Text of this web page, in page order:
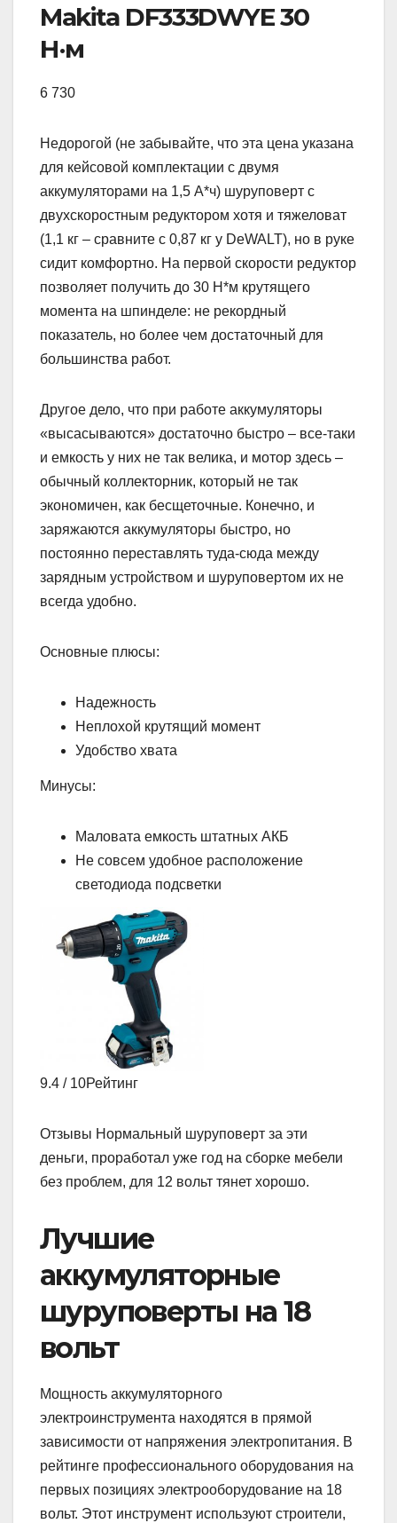
Makita DF333DWYE 30
Н·м
6 730
Недорогой (не забывайте, что эта цена указана
для кейсовой комплектации с двумя
аккумуляторами на 1,5 А*ч) шуруповерт с
двухскоростным редуктором хотя и тяжеловат
(1,1 кг – сравните с 0,87 кг у DeWALT), но в руке
сидит комфортно. На первой скорости редуктор
позволяет получить до 30 Н*м крутящего
момента на шпинделе: не рекордный
показатель, но более чем достаточный для
большинства работ.
Другое дело, что при работе аккумуляторы
«высасываются» достаточно быстро – все-таки
и емкость у них не так велика, и мотор здесь –
обычный коллекторник, который не так
экономичен, как бесщеточные. Конечно, и
заряжаются аккумуляторы быстро, но
постоянно переставлять туда-сюда между
зарядным устройством и шуруповертом их не
всегда удобно.
Основные плюсы:
Надежность
Неплохой крутящий момент
Удобство хвата
Минусы:
Маловата емкость штатных АКБ
Не совсем удобное расположение
светодиода подсветки
9.4 / 10Рейтинг
Отзывы Нормальный шуруповерт за эти
деньги, проработал уже год на сборке мебели
без проблем, для 12 вольт тянет хорошо.
Лучшие
аккумуляторные
шуруповерты на 18
вольт
Мощность аккумуляторного
электроинструмента находятся в прямой
зависимости от напряжения электропитания. В
рейтинге профессионального оборудования на
первых позициях электрооборудование на 18
вольт. Этот инструмент используют строители,